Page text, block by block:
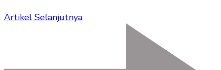
Artikel Selanjutnya